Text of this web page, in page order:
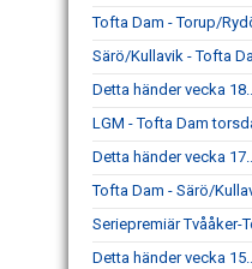
Tofta Dam - Torup/
Särö/Kullavik - Tofta
Detta händer vecka
LGM - Tofta Dam
Detta händer vecka
Tofta Dam - Särö/
Seriepremiär Tvååker-
Detta händer vecka